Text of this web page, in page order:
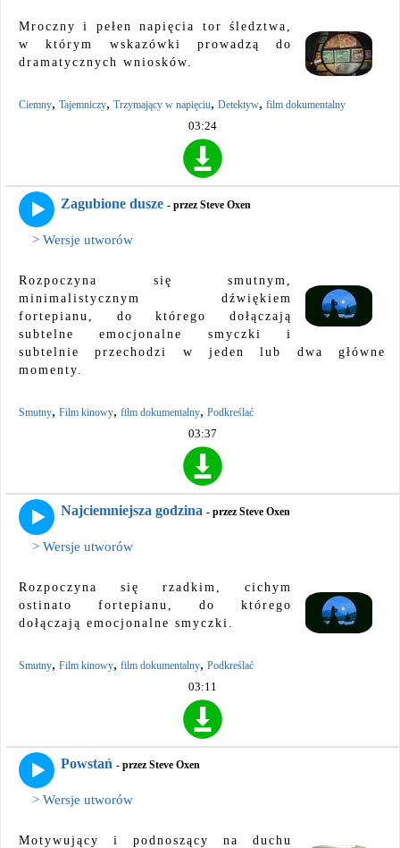
Mroczny i pełen napięcia tor śledztwa,
w którym wskazówki prowadzą do
dramatycznych wniosków.
Ciemny, Tajemniczy, Trzymający w napięciu, Detektyw, film dokumentalny
03:24
Zagubione dusze - przez Steve Oxen
> Wersje utworów
Rozpoczyna się smutnym,
minimalistycznym dźwiękiem
fortepianu, do którego dołączają
subtelne emocjonalne smyczki i
subtelnie przechodzi w jeden lub dwa główne
momenty.
Smutny, Film kinowy, film dokumentalny, Podkreślać
03:37
Najciemniejsza godzina - przez Steve Oxen
> Wersje utworów
Rozpoczyna się rzadkim, cichym
ostinato fortepianu, do którego
dołączają emocjonalne smyczki.
Smutny, Film kinowy, film dokumentalny, Podkreślać
03:11
Powstań - przez Steve Oxen
> Wersje utworów
Motywujący i podnoszący na duchu